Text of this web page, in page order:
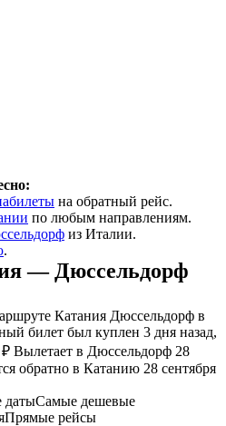
на обратный рейс.
по любым направлениям.
из Италии.
.
— Дюссельдорф
Катания Дюссельдорф в
билет был куплен 3 дня назад,
₽ Вылетает в Дюссельдорф 28
обратно в Катанию 28 сентября
датыСамые дешевые
Прямые рейсы